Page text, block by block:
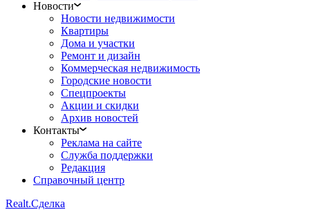
Новости
Новости недвижимости
Квартиры
Дома и участки
Ремонт и дизайн
Коммерческая недвижимость
Городские новости
Спецпроекты
Акции и скидки
Архив новостей
Контакты
Реклама на сайте
Служба поддержки
Редакция
Справочный центр
Realt.Сделка